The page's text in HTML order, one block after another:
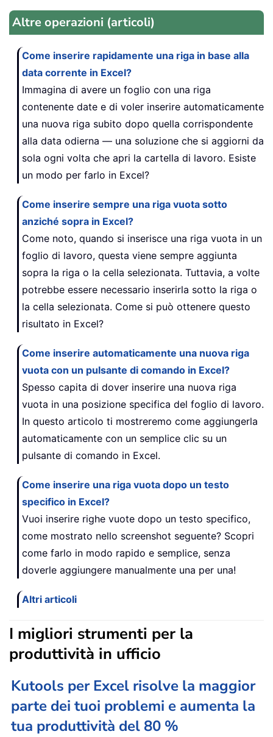
Altre operazioni (articoli)
Come inserire rapidamente una riga in base alla
data corrente in Excel?
Immagina di avere un foglio con una riga
contenente date e di voler inserire automaticamente
una nuova riga subito dopo quella corrispondente
alla data odierna — una soluzione che si aggiorni da
sola ogni volta che apri la cartella di lavoro. Esiste
un modo per farlo in Excel?
Come inserire sempre una riga vuota sotto
anziché sopra in Excel?
Come noto, quando si inserisce una riga vuota in un
foglio di lavoro, questa viene sempre aggiunta
sopra la riga o la cella selezionata. Tuttavia, a volte
potrebbe essere necessario inserirla sotto la riga o
la cella selezionata. Come si può ottenere questo
risultato in Excel?
Come inserire automaticamente una nuova riga
vuota con un pulsante di comando in Excel?
Spesso capita di dover inserire una nuova riga
vuota in una posizione specifica del foglio di lavoro.
In questo articolo ti mostreremo come aggiungerla
automaticamente con un semplice clic su un
pulsante di comando in Excel.
Come inserire una riga vuota dopo un testo
specifico in Excel?
Vuoi inserire righe vuote dopo un testo specifico,
come mostrato nello screenshot seguente? Scopri
come farlo in modo rapido e semplice, senza
doverle aggiungere manualmente una per una!
Altri articoli
I migliori strumenti per la
produttività in ufficio
Kutools per Excel risolve la maggior
parte dei tuoi problemi e aumenta la
tua produttività del 80 %